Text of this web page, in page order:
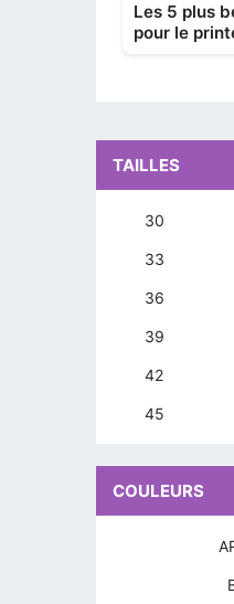
Les 5 plus
pour le
TAILLES
30
33
36
39
42
45
COULEURS